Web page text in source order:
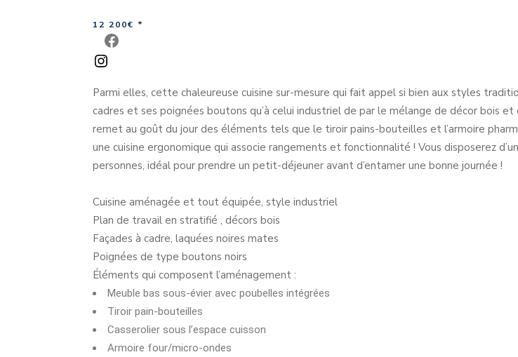
12 200€ *
Parmi elles, cette chaleureuse cuisine sur-mesure qui fait appel si bien aux styles
cadres et ses poignées boutons qu’à celui industriel de par le mélange de décor bois
remet au goût du jour des éléments tels que le tiroir pains-bouteilles et l’armoire
une cuisine ergonomique qui associe rangements et fonctionnalité ! Vous disposerez
personnes, idéal pour prendre un petit-déjeuner avant d’entamer une bonne journée !
Cuisine aménagée et tout équipée, style industriel
Plan de travail en stratifié , décors bois
Façades à cadre, laquées noires mates
Poignées de type boutons noirs
Éléments qui composent l’aménagement :
Meuble bas sous-évier avec poubelles intégrées
Tiroir pain-bouteilles
Casserolier sous l’espace cuisson
Armoire four/micro-ondes